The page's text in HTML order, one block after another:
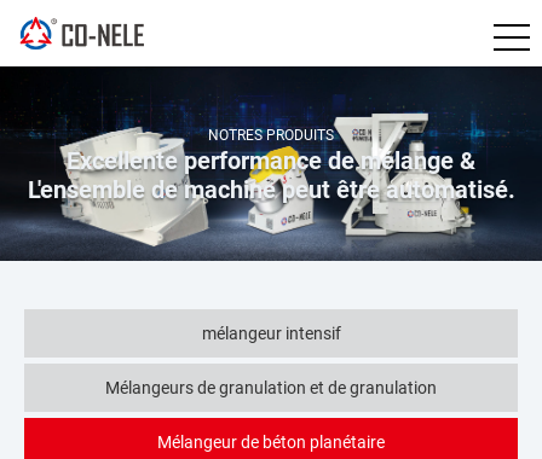
NOTRES PRODUITS
Excellente performance de mélange &
L'ensemble de machine peut être automatisé.
mélangeur intensif
Mélangeurs de granulation et de granulation
Mélangeur de béton planétaire